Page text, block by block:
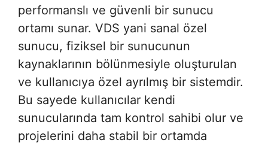
performanslı ve güvenli bir sunucu
ortamı sunar. VDS yani sanal özel
sunucu, fiziksel bir sunucunun
kaynaklarının bölünmesiyle oluşturulan
ve kullanıcıya özel ayrılmış bir sistemdir.
Bu sayede kullanıcılar kendi
sunucularında tam kontrol sahibi olur ve
projelerini daha stabil bir ortamda